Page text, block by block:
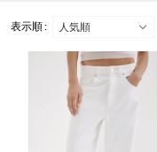
表示順 :